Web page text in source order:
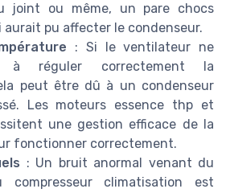
joint ou même, un pare chocs
aurait pu affecter le condenseur.
: Si le ventilateur ne
à réguler correctement la
peut être dû à un condenseur
Les moteurs essence thp et
une gestion efficace de la
fonctionner correctement.
: Un bruit anormal venant du
climatisation est